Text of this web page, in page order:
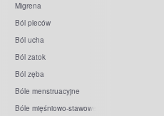
Migrena
Ból pleców
Ból ucha
Ból zatok
Ból zęba
Bóle menstruacyjne
Bóle mięśniowo-stawowe